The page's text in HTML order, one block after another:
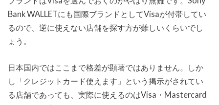
Bank WALLETにも国際ブランドとしてVisaが付帯してい
るので、逆に使えない店舗を探す方が難しいくらいでし
ょう。
日本国内ではここまで格差が顕著ではありません。しか
し「クレジットカード使えます」という掲示がされてい
る店舗であっても、実際に使えるのはVisa・Mastercard